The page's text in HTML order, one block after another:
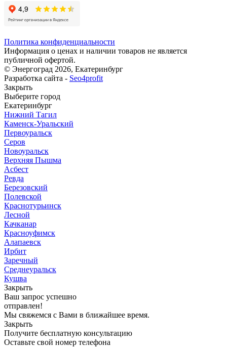
Политика конфиденциальности
Информация о ценах и наличии товаров не является
публичной офертой.
© Энергоград 2026, Екатеринбург
Разработка сайта - Seo4profit
Закрыть
Выберите город
Екатеринбург
Нижний Тагил
Каменск-Уральский
Первоуральск
Серов
Новоуральск
Верхняя Пышма
Асбест
Ревда
Березовский
Полевской
Краснотурьинск
Лесной
Качканар
Красноуфимск
Алапаевск
Ирбит
Заречный
Среднеуральск
Кушва
Закрыть
Ваш запрос успешно
отправлен!
Мы свяжемся с Вами в ближайшее время.
Закрыть
Получите бесплатную консультацию
Оставьте свой номер телефона